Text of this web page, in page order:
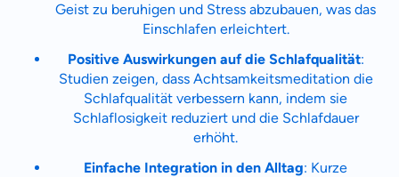
Geist zu beruhigen und Stress abzubauen, was das
Einschlafen erleichtert.
Positive Auswirkungen auf die Schlafqualität:
Studien zeigen, dass Achtsamkeitsmeditation die
Schlafqualität verbessern kann, indem sie
Schlaflosigkeit reduziert und die Schlafdauer
erhöht.
Einfache Integration in den Alltag: Kurze
Weiter zu deinen Informationen